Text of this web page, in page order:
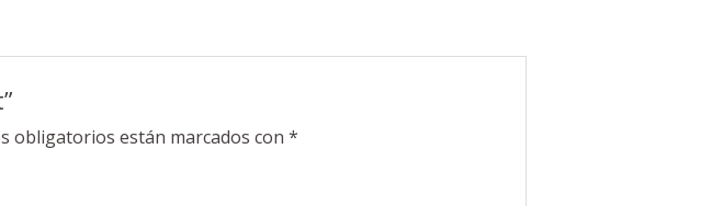
obligatorios están marcados con*